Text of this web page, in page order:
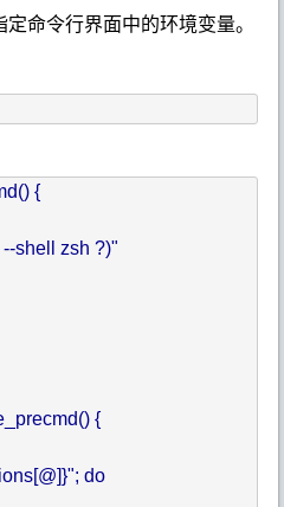
定命令行界面中的环境变量。
{
shell zsh ?)"
{
do